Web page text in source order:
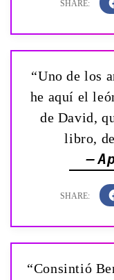
“Uno de los
he aquí el
de David,
libro,
—
“Consintió